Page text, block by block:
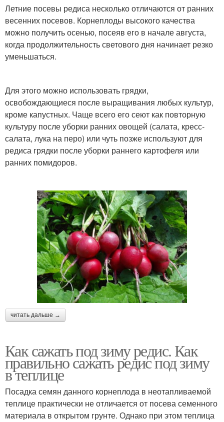
Летние посевы редиса несколько отличаются от ранних
весенних посевов. Корнеплоды высокого качества
можно получить осенью, посеяв его в начале августа,
когда продолжительность светового дня начинает резко
уменьшаться.
Для этого можно использовать грядки,
освобождающиеся после выращивания любых культур,
кроме капустных. Чаще всего его сеют как повторную
культуру после уборки ранних овощей (салата, кресс-
салата, лука на перо) или чуть позже используют для
редиса грядки после уборки раннего картофеля или
ранних помидоров.
читать дальше →
Как сажать под зиму редис. Как
правильно сажать редис под зиму
в теплице
Посадка семян данного корнеплода в неотапливаемой
теплице практически не отличается от посева семенного
материала в открытом грунте. Однако при этом теплица